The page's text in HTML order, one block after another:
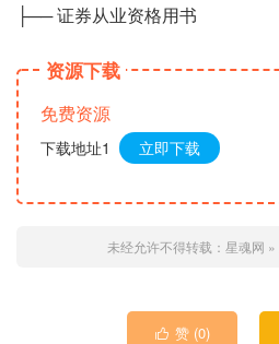
├── 证券从业资格用书
资源下载
免费资源
下载地址1 立即下载
未经允许不得转载： 星魂网 »
 赞 (0)